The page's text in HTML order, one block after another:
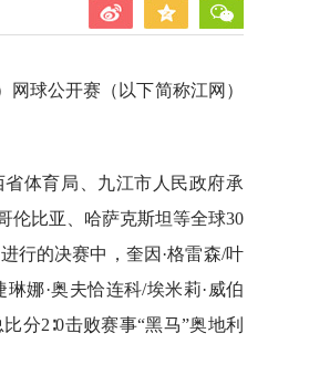
球公开赛（以下简称江网）
体育局、九江市人民政府承
伦比亚、哈萨克斯坦等全球30
行的决赛中，奎因·格雷森/叶
琳娜·奥夫恰连科/埃米莉·威伯
分2∶0击败赛事“黑马”奥地利